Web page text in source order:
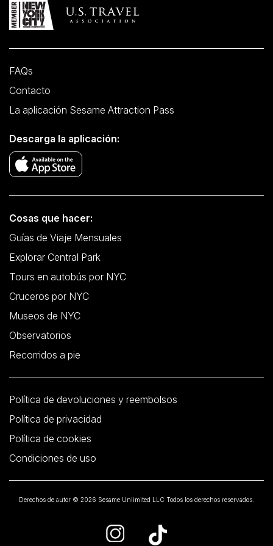
FAQs
Contacto
La aplicación Sesame Attraction Pass
Descarga la aplicación:
Cosas que hacer:
Guías de Viaje Mensuales
Explorar Central Park
Tours en autobús por NYC
Cruceros por NYC
Museos de NYC
Observatorios
Recorridos a pie
Política de devoluciones y reembolsos
Política de privacidad
Política de cookies
Condiciones de uso
Derechos de autor © 2026 Sesame Unlimited LLC Todos los derechos reservados.